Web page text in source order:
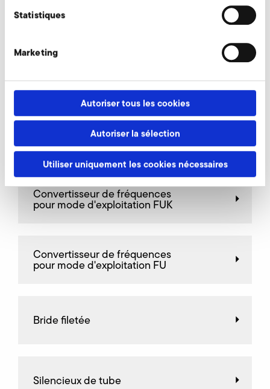
Statistiques
Marketing
Autoriser tous les cookies
Autoriser la sélection
Utiliser uniquement les cookies nécessaires
Soupapes de raccordement
Valves d'étranglement
Filtre fin, côté admission
Convertisseur de fréquences
pour mode d'exploitation FUK
Convertisseur de fréquences
pour mode d'exploitation FU
Bride filetée
Silencieux de tube